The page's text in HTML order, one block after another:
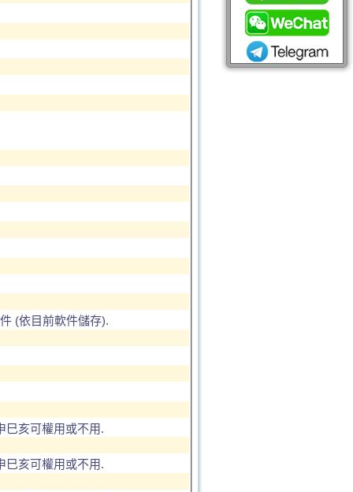
(依目前軟件儲存).
巳亥可權用或不用.
巳亥可權用或不用.